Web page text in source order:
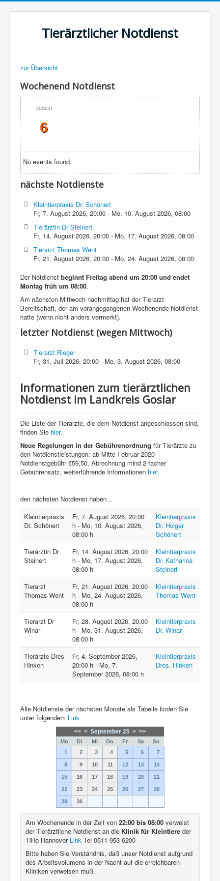
Tierärztlicher Notdienst
zur Übersicht
Wochenend Notdienst
AUGUST
6
No events found.
nächste Notdienste
Kleintierpraxis Dr. Schönert
Fr, 7. August 2026,20:00 - Mo, 10. August 2026,08:00
Tierärztin Dr Steinert
Fr, 14. August 2026,20:00 - Mo, 17. August 2026,08:00
Tierarzt Thomas Went
Fr, 21. August 2026,20:00 - Mo, 24. August 2026,08:00
Der Notdienst beginnt Freitag abend um 20:00 und endet
Montag früh um 08:00.
Am nächsten Mittwoch nachmittag hat der Tierarzt
Bereitschaft, der am vorangegangenen Wochenende Notdienst
hatte (wenn nicht anders vermerkt).
letzter Notdienst (wegen Mittwoch)
Tierarzt Rieger
Fr, 31. Juli 2026,20:00 - Mo, 3. August 2026,08:00
Informationen zum tierärztlichen
Notdienst im Landkreis Goslar
Die Liste der Tierärzte, die dem Notdienst angeschlossen sind,
finden Sie hier.
Neue Regelungen in der Gebührenordnung für Tierärzte zu
den Notdienstleistungen: ab Mitte Februar 2020
Notdienstgebühr €59,50, Abrechnung mind 2-facher
Gebührensatz, weiterführende Informationen hier.
den nächsten Notdienst haben...
Kleintierpraxis
Dr. Schönert
Fr, 7. August 2026, 20:00
h - Mo, 10. August 2026,
08:00 h
Kleintierpraxis
Dr. Holger
Schönert
Tierärztin Dr
Steinert
Fr, 14. August 2026, 20:00
h - Mo, 17. August 2026,
08:00 h
Kleintierpraxis
Dr. Katharina
Steinert
Tierarzt
Thomas Went
Fr, 21. August 2026, 20:00
h - Mo, 24. August 2026,
08:00 h
Kleintierpraxis
Thomas Went
Tierarzt Dr
Winar
Fr, 28. August 2026, 20:00
h - Mo, 31. August 2026,
08:00 h
Kleintierpraxis
Dr. Winar
Tierärzte Dres
Hinken
Fr, 4. September 2026,
20:00 h - Mo, 7.
September 2026, 08:00 h
Kleintierpraxis
Dres. Hinken
Alle Notdienste der nächsten Monate als Tabelle finden Sie
unter folgendem Link
<< < September 25 > >>
Mo Di Mi Do Fr Sa
So
1
2 3 4 5 6 7
8 9 10 11 12 13 14
15 16 17 18 19 20 21
22 23 24 25 26 27 28
29 30
Am Wochenende in der Zeit von 22:00 bis 08:00 verweist
der Tierärztliche Notdienst an die Klinik für Kleintiere der
TiHo Hannover Link Tel 0511 953 6200
Bitte haben Sie Verständnis, daß unser Notdienst aufgrund
des Arbeitsvolumens in der Nacht auf die erreichbaren
Kliniken verweisen muß.